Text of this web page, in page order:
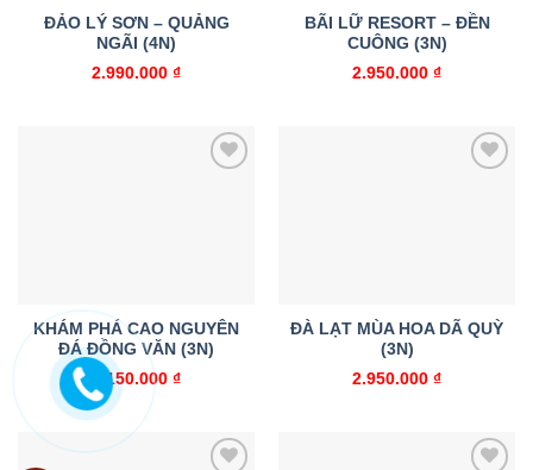
ĐẢO LÝ SƠN – QUẢNG
NGÃI (4N)
2.990.000 ₫
BÃI LỮ RESORT – ĐỀN
CUÔNG (3N)
2.950.000 ₫
KHÁM PHÁ CAO NGUYÊN
ĐÁ ĐỒNG VĂN (3N)
2.150.000 ₫
ĐÀ LẠT MÙA HOA DÃ QUỲ
(3N)
2.950.000 ₫